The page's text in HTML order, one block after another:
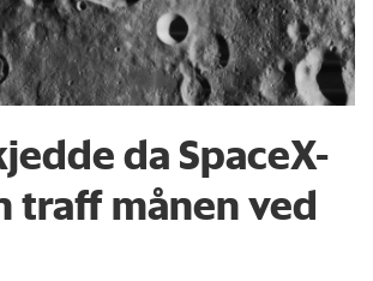
da SpaceX-
traff månen ved